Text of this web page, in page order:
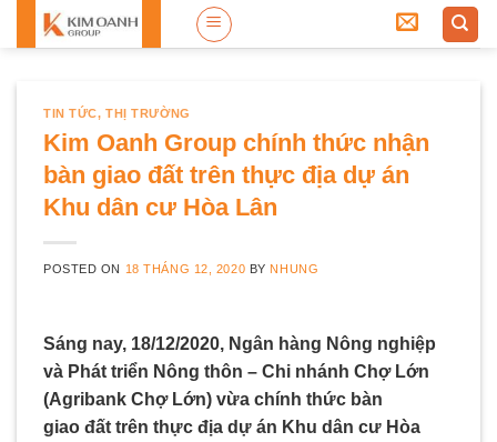
TIN TỨC,THỊ TRƯỜNG
Kim Oanh Group chính thức nhận
bàn giao đất trên thực địa dự án
Khu dân cư Hòa Lân
POSTED ON 18 THÁNG 12, 2020 BY NHUNG
Sáng nay, 18/12/2020, Ngân hàng Nông nghiệp
và Phát triển Nông thôn – Chi nhánh Chợ Lớn
(Agribank Chợ Lớn) vừa chính thức bàn
giao đất trên thực địa dự án Khu dân cư Hòa